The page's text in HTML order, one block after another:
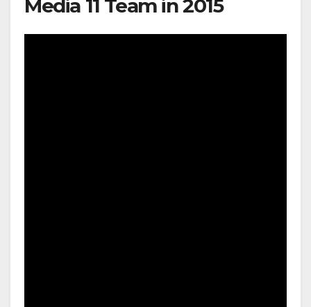
Media 11 Team in 2015